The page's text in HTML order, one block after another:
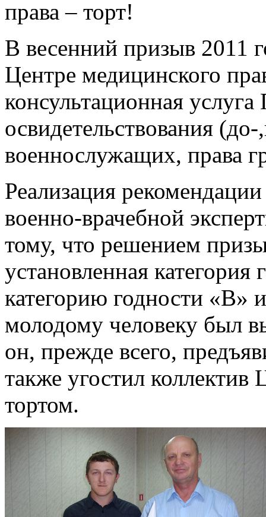
права – торт!
В весенний призыв 2011
Центре медицинского
консультационная
освидетельствования
военнослужащих, права
Реализация
военно-врачебной
тому, что решением
установленная
категорию годности «В»
молодому человеку был
он, прежде всего,
также угостил коллектив
тортом.